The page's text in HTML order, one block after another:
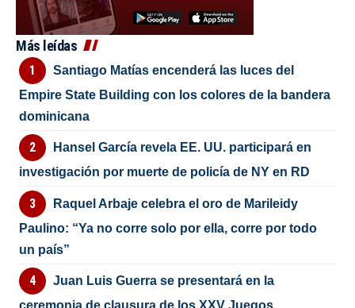
Más leídas
Santiago Matías encenderá las luces del
Empire State Building con los colores de la bandera
dominicana
Hansel García revela EE. UU. participará en
investigación por muerte de policía de NY en RD
Raquel Arbaje celebra el oro de Marileidy
Paulino: “Ya no corre solo por ella, corre por todo
un país”
Juan Luis Guerra se presentará en la
ceremonia de clausura de los XXV Juegos